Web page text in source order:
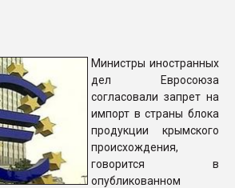
Министры иностранных
дел Евросоюза
согласовали запрет на
импорт в страны блока
продукции крымского
происхождения,
говорится в
опубликованном